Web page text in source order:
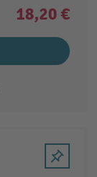
18,20 €